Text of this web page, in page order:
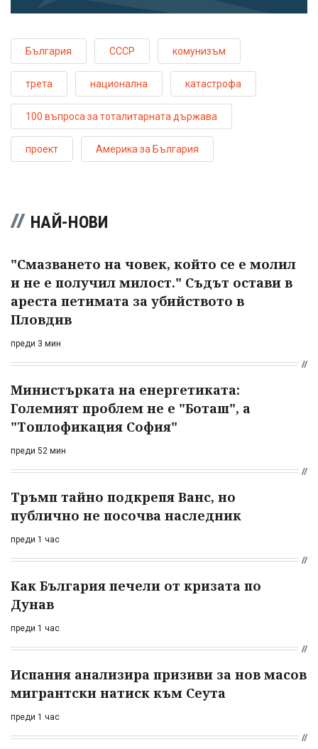
България СССР комунизъм
трета национална катастрофа
100 въпроса за тоталитарната държава
проект Америка за България
НАЙ-НОВИ
"Смазването на човек, който се е молил
и не е получил милост." Съдът остави в
ареста петимата за убийството в
Пловдив
преди 3 мин
Министърката на енергетиката:
Големият проблем не е "Боташ", а
"Топлофикация София"
преди 52 мин
Тръмп тайно подкрепя Ванс, но
публично не посочва наследник
преди 1 час
Как България печели от кризата по
Дунав
преди 1 час
Испания анализира призиви за нов масов
мигрантски натиск към Сеута
преди 1 час